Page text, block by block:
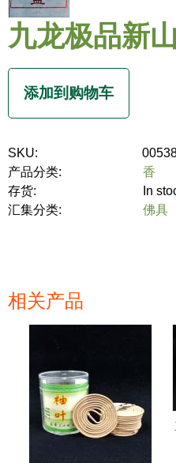
九龙极品新
SKU:
产品分类:
香
存货:
In
汇集分类:
佛具
相关产品